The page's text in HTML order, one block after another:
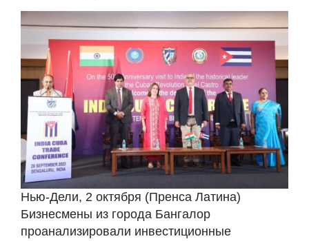
Нью-Дели, 2 октября (Пренса Латина)
Бизнесмены из города Бангалор
проанализировали инвестиционные